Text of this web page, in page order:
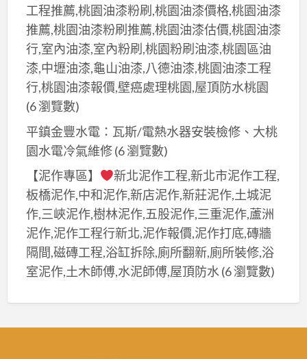
工程推薦,桃園油漆粉刷,桃園油漆價格,桃園油漆
推薦,桃園油漆粉刷推薦,桃園油漆估價,桃園油漆
行,室內油漆,室內粉刷,桃園粉刷油漆,桃園區油
漆,中壢油漆,龜山油漆,八德油漆,桃園油漆工程
行,桃園油漆報價,壁癌處理桃園,屋頂防水桃園
(6 瀏覽數)
平鎮金豐水電：瓦斯/電熱水器安裝檢修、大桃
園水電冷氣維修(6 瀏覽數)
【泥作專區】
新北泥作工程,新北市泥作工程,
板橋泥作,中和泥作,新店泥作,新莊泥作,土城泥
作,三峽泥作,樹林泥作,五股泥作,三重泥作,蘆洲
泥作,泥作工程行新北,泥作報價,泥作打底,磚牆
隔間,磁磚工程,浴缸拆除,廁所翻新,廁所裝修,浴
室泥作,土木師傅,水泥師傅,屋頂防水(6 瀏覽數)